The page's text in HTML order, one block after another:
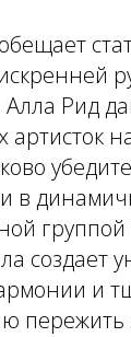
Рид
в
создает
и